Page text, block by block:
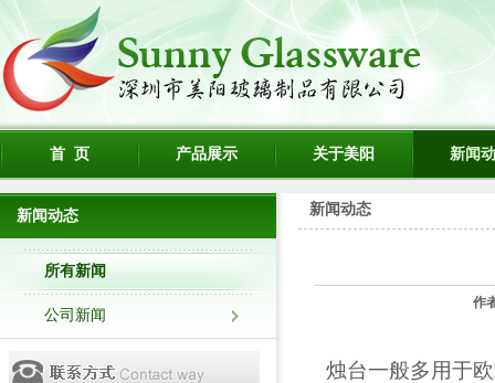
首 页 产品展示 关于美阳 新闻
新闻动态
所有新闻
公司新闻
新闻动态
作
烛台一般多用于